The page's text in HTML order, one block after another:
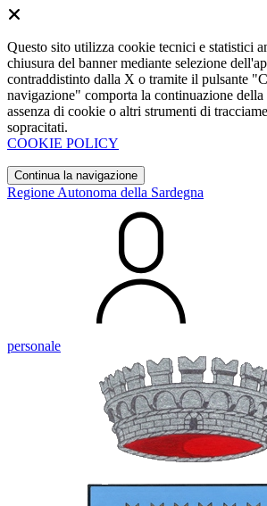
Questo sito utilizza cookie tecnici e statistici
chiusura del banner mediante selezione
contraddistinto dalla X o tramite il pulsante
navigazione" comporta la continuazione
assenza di cookie o altri strumenti di
sopracitati.
COOKIE POLICY
Continua la navigazione
Regione Autonoma della Sardegna
personale